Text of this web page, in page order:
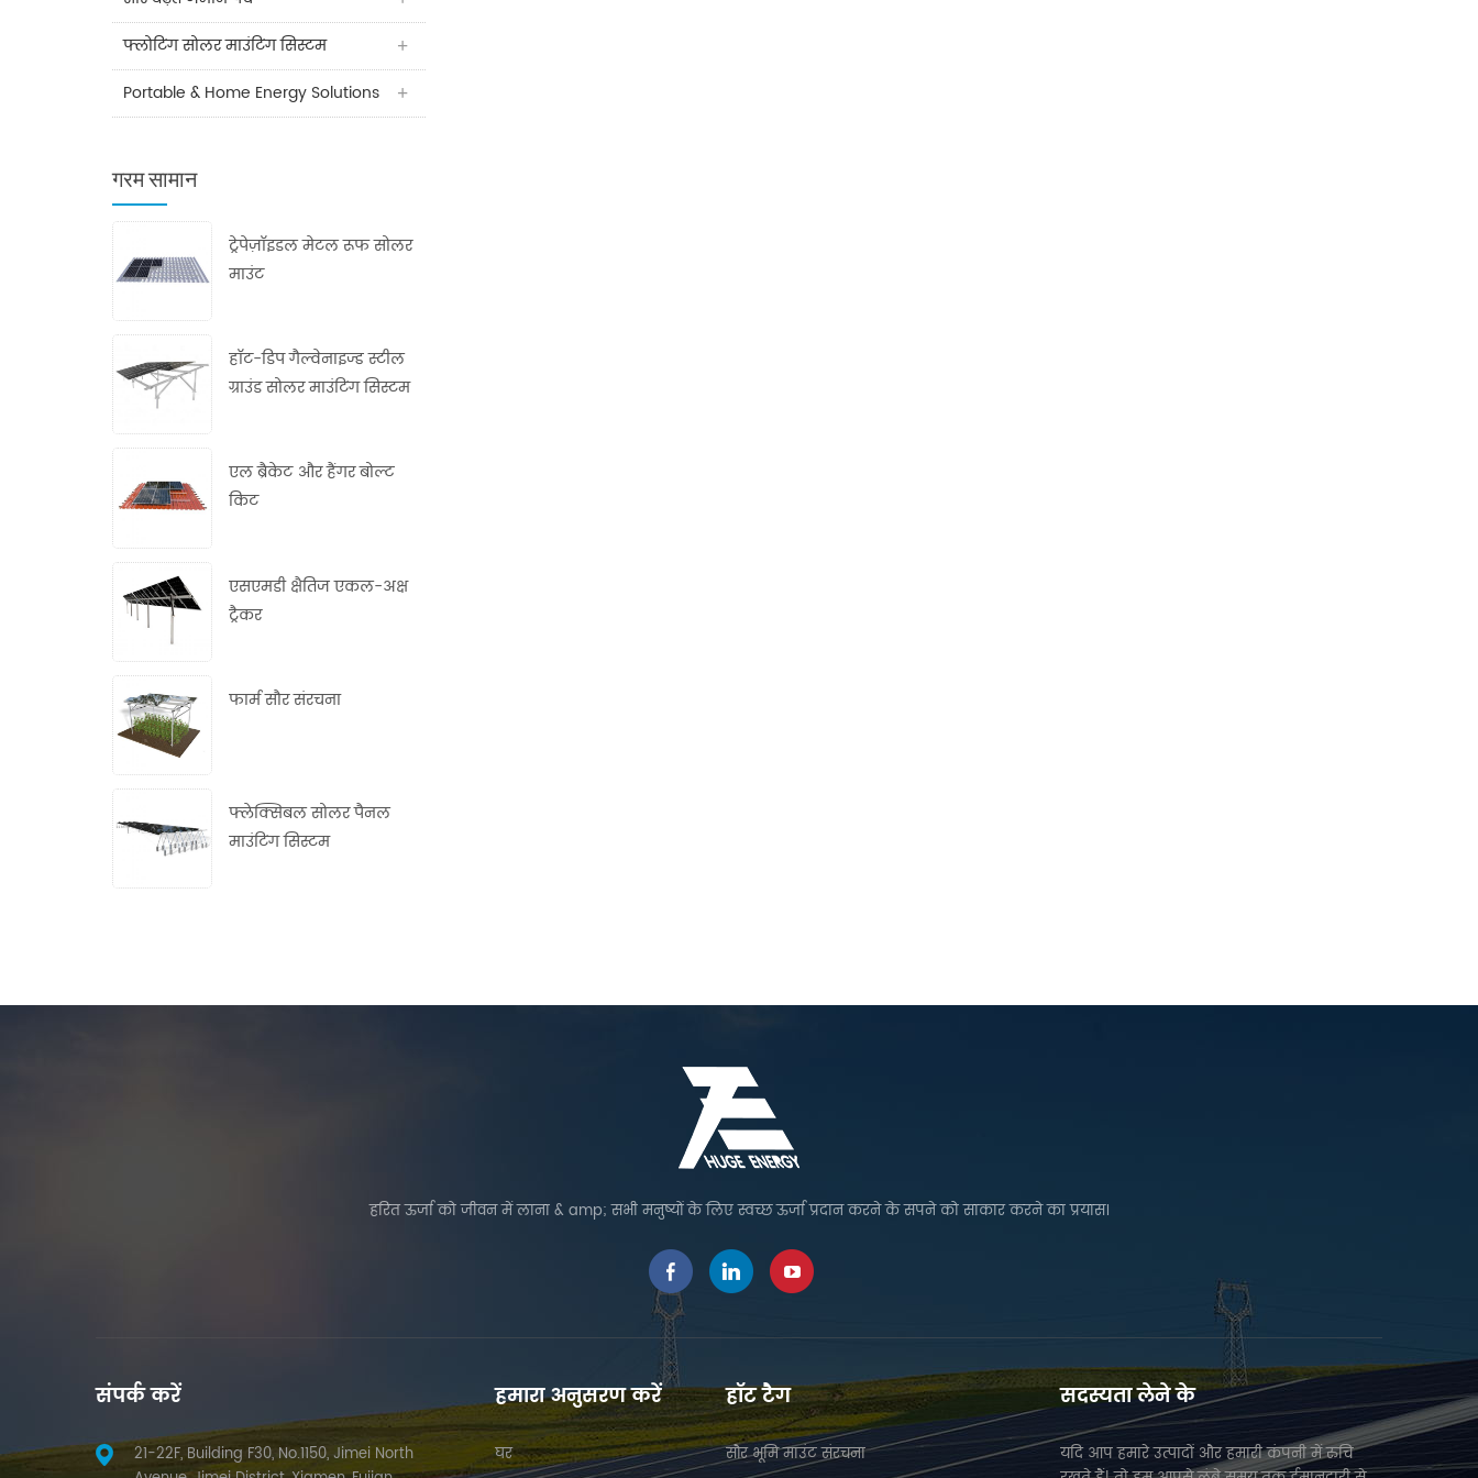
फ्लोटिंग सोलर माउंटिंग सिस्टम
Portable & Home Energy Solutions
गरम सामान
ट्रेपेज़ॉइडल मेटल रूफ सोलर
माउंट
हॉट-डिप गैल्वेनाइज्ड स्टील
ग्राउंड सोलर माउंटिंग सिस्टम
एल ब्रैकेट और हैंगर बोल्ट
किट
एसएमडी क्षैतिज एकल-अक्ष
ट्रैकर
फार्म सौर संरचना
फ्लेक्सिबल सोलर पैनल
माउंटिंग सिस्टम
हरित ऊर्जा को जीवन में लाना & amp; सभी मनुष्यों के लिए स्वच्छ ऊर्जा प्रदान करने के सपने को साकार करने का प्रयास।
संपर्क करें
21-22F, Building F30, No.1150, Jimei North
हमारा अनुसरण करें
घर
हॉट टैग
सौर भूमि माउंट संरचना
सदस्यता लेने के
यदि आप हमारे उत्पादों और हमारी कंपनी में रुचि